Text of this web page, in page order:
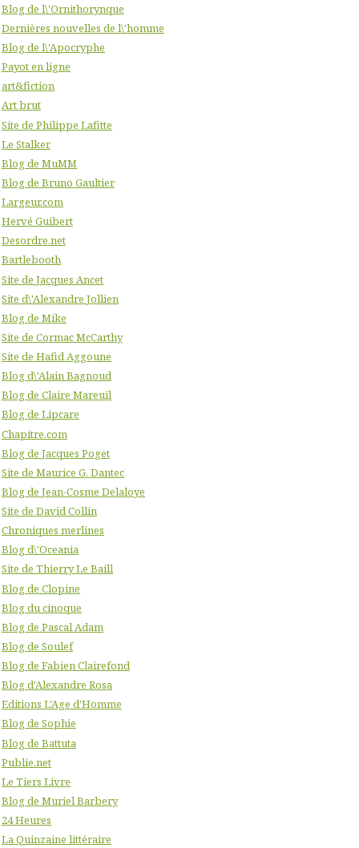
Blog de l\'Ornithorynque
Dernières nouvelles de l\'homme
Blog de l\'Apocryphe
Payot en ligne
art&fiction
Art brut
Site de Philippe Lafitte
Le Stalker
Blog de MuMM
Blog de Bruno Gaultier
Largeur.com
Hervé Guibert
Desordre.net
Bartlebooth
Site de Jacques Ancet
Site d\'Alexandre Jollien
Blog de Mike
Site de Cormac McCarthy
Site de Hafid Aggoune
Blog d\'Alain Bagnoud
Blog de Claire Mareuil
Blog de Lipcare
Chapitre.com
Blog de Jacques Poget
Site de Maurice G. Dantec
Blog de Jean-Cosme Delaloye
Site de David Collin
Chroniques merlines
Blog d\'Oceania
Site de Thierry Le Baill
Blog de Clopine
Blog du cinoque
Blog de Pascal Adam
Blog de Soulef
Blog de Fabien Clairefond
Blog d'Alexandre Rosa
Editions L'Age d'Homme
Blog de Sophie
Blog de Battuta
Publie.net
Le Tiers Livre
Blog de Muriel Barbery
24 Heures
La Quinzaine littéraire